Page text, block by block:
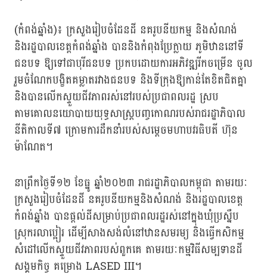
(កំពង់ឆ្នាំង)៖ ក្រសួងរៀបចំដែនដី នគរូបនីយកម្ម និងសំណង់
និងរដ្ឋបាលខេត្តកំពង់ឆ្នាំង បាននិងកំពុងប្រែក្លាយ ភូមិឋាននៅទី
ជនបទ ឱ្យទៅជាបុរីជនបទ ប្រកបដោយការអភិវឌ្ឍរីកចម្រើន ចូល
រួមចំណែកបង្ខិតគម្លាតរវាងជនបទ និងទីក្រុងឱ្យកាន់តែខិតជិតគ្នា
និងបានលើកស្ទួយជីវភាពរស់នៅរបស់ប្រជាពលរដ្ឋ ស្រប
តាមគោលនយោបាយយុទ្ធសាស្ត្របញ្ចកោណរបស់រាជរដ្ឋាភិបាល
នីតិកាលទី៧ ក្រោមការដឹកនាំរបស់សម្ដេចមហាបវរធិបតី ហ៊ុន
ម៉ាណែត។
នាព្រឹកថ្ងៃទី១២ ខែធ្នូ ឆ្នាំ២០២៣ រាជរដ្ឋាភិបាលកម្ពុជា តាមរយៈ
ក្រសួងរៀបចំដែនដី នគរូបនីយកម្មនិងសំណង់ និងរដ្ឋបាលខេត្ត
កំពង់ឆ្នាំង បានផ្ដល់ដីសម្រាប់ប្រជាពលរដ្ឋរស់នៅក្នុងឃុំប្រស្នឹប
ស្រុករលាប្អៀរ ដើម្បីសាងសង់លំនៅឋានសមរម្យ និងធ្វើកសិកម្ម
សំដៅលើកស្ទួយជីវភាពរបស់ពួកគេ តាមរយៈកម្មវិធីសម្បទានដី
សង្គមកិច្ច គម្រោង LASED III។